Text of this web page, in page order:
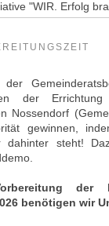
"WIR. Erfolg
der
der
Nossendorf
gewinnen,
dahinter steht!
der
benötigen wir